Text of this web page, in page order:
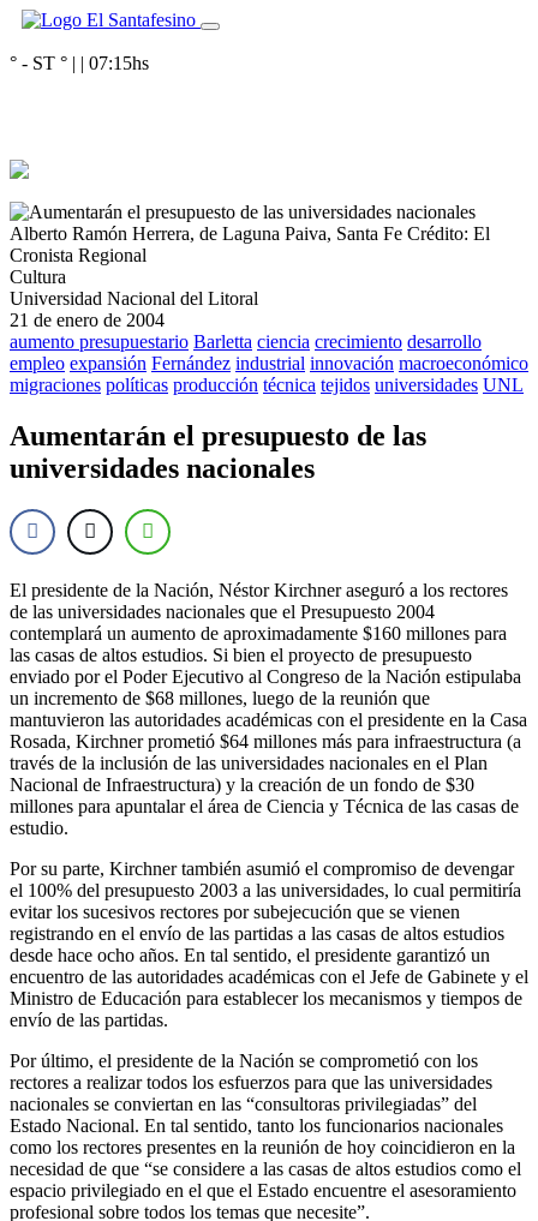
° - ST ° | | 07:15hs
Alberto Ramón Herrera, de Laguna Paiva, Santa Fe Crédito: El
Cronista Regional
Cultura
Universidad Nacional del Litoral
21 de enero de 2004
aumento presupuestario Barletta ciencia crecimiento desarrollo
empleo expansión Fernández industrial innovación macroeconómico
migraciones políticas producción técnica tejidos universidades UNL
Aumentarán el presupuesto de las
universidades nacionales
El presidente de la Nación, Néstor Kirchner aseguró a los rectores
de las universidades nacionales que el Presupuesto 2004
contemplará un aumento de aproximadamente $160 millones para
las casas de altos estudios. Si bien el proyecto de presupuesto
enviado por el Poder Ejecutivo al Congreso de la Nación estipulaba
un incremento de $68 millones, luego de la reunión que
mantuvieron las autoridades académicas con el presidente en la Casa
Rosada, Kirchner prometió $64 millones más para infraestructura (a
través de la inclusión de las universidades nacionales en el Plan
Nacional de Infraestructura) y la creación de un fondo de $30
millones para apuntalar el área de Ciencia y Técnica de las casas de
estudio.
Por su parte, Kirchner también asumió el compromiso de devengar
el 100% del presupuesto 2003 a las universidades, lo cual permitiría
evitar los sucesivos rectores por subejecución que se vienen
registrando en el envío de las partidas a las casas de altos estudios
desde hace ocho años. En tal sentido, el presidente garantizó un
encuentro de las autoridades académicas con el Jefe de Gabinete y el
Ministro de Educación para establecer los mecanismos y tiempos de
envío de las partidas.
Por último, el presidente de la Nación se comprometió con los
rectores a realizar todos los esfuerzos para que las universidades
nacionales se conviertan en las “consultoras privilegiadas” del
Estado Nacional. En tal sentido, tanto los funcionarios nacionales
como los rectores presentes en la reunión de hoy coincidieron en la
necesidad de que “se considere a las casas de altos estudios como el
espacio privilegiado en el que el Estado encuentre el asesoramiento
profesional sobre todos los temas que necesite”.